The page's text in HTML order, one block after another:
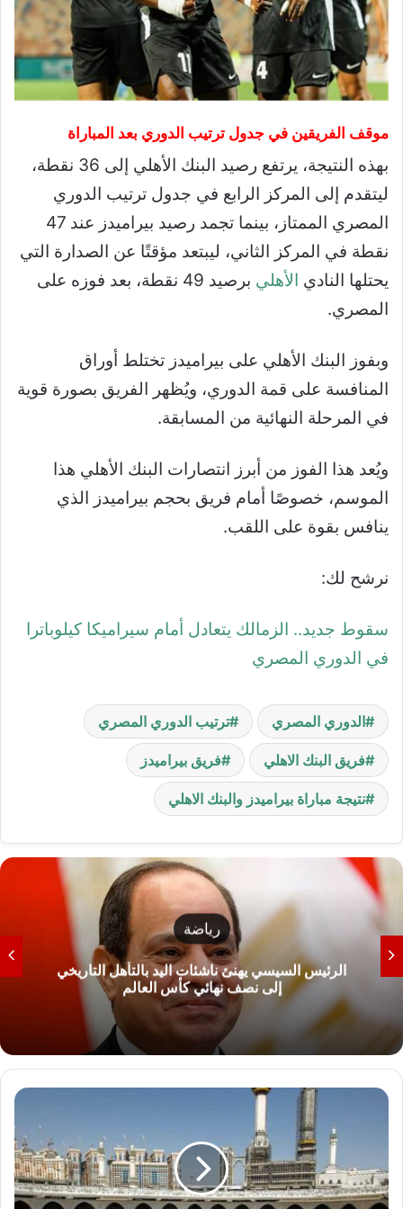
موقف الفريقين في جدول ترتيب الدوري بعد المباراة
بهذه النتيجة، يرتفع رصيد البنك الأهلي إلى 36 نقطة،
ليتقدم إلى المركز الرابع في جدول ترتيب الدوري
المصري الممتاز، بينما تجمد رصيد بيراميدز عند 47
نقطة في المركز الثاني، ليبتعد مؤقتًا عن الصدارة التي
يحتلها النادي الأهلي
برصيد 49 نقطة، بعد فوزه على
المصري.
وبفوز البنك الأهلي على بيراميدز تختلط أوراق
المنافسة على قمة الدوري، ويُظهر الفريق بصورة قوية
في المرحلة النهائية من المسابقة.
ويُعد هذا الفوز من أبرز انتصارات البنك الأهلي هذا
الموسم، خصوصًا أمام فريق بحجم بيراميدز الذي
ينافس بقوة على اللقب.
نرشح لك:
سقوط جديد.. الزمالك يتعادل أمام سيراميكا كيلوباترا
في الدوري المصري
الدوري المصري ترتيب الدوري المصري
فريق البنك الاهلي فريق بيراميدز
نتيجة مباراة بيراميدز والبنك الاهلي
رياضة
الرئيس السيسي يهنئ ناشئات اليد بالتأهل التاريخي
إلى نصف نهائي كأس العالم
غ
ة
ت